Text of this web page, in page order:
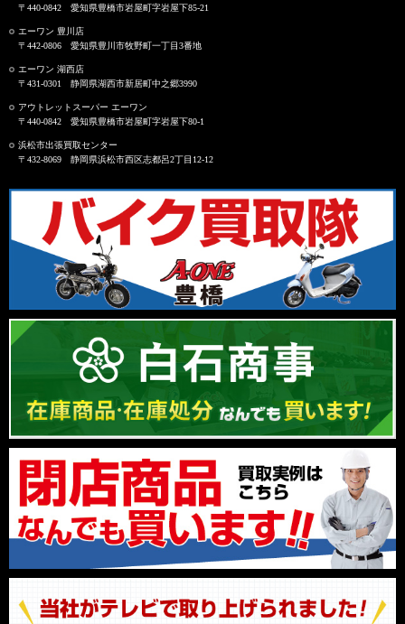
〒440-0842 愛知県豊橋市岩屋町字岩屋下85-21
エーワン 豊川店
〒442-0806 愛知県豊川市牧野町一丁目3番地
エーワン 湖西店
〒431-0301 静岡県湖西市新居町中之郷3990
アウトレットスーパー エーワン
〒440-0842 愛知県豊橋市岩屋町字岩屋下80-1
浜松市出張買取センター
〒432-8069 静岡県浜松市西区志都呂2丁目12-12